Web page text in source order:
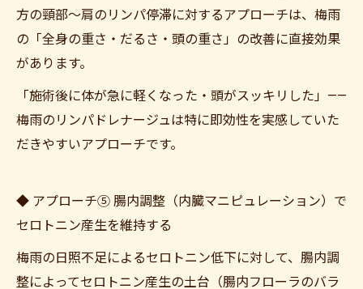
方の頸部〜肩のリンパ停滞に対するアプローチは、梅雨
の「全身の重さ・だるさ・頭の重さ」の改善に直接効果
があります。
「施術後に体が急に軽くなった・頭がスッキリした」——
梅雨のリンパドレナージュは特に即効性を実感していた
だきやすいアプローチです。
◆ アプローチ⑤ 腸内調整（内臓マニピュレーション）で
セロトニン産生を維持する
梅雨の日照不足によるセロトニン低下に対して、腸内調
整によってセロトニン産生の土台（腸内フローラのバラ